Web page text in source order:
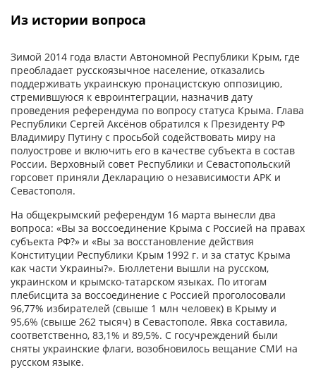
Из истории вопроса
Зимой 2014 года власти Автономной Республики Крым, где
преобладает русскоязычное население, отказались
поддерживать украинскую пронацистскую оппозицию,
стремившуюся к евроинтеграции, назначив дату
проведения референдума по вопросу статуса Крыма. Глава
Республики Сергей Аксёнов обратился к Президенту РФ
Владимиру Путину с просьбой содействовать миру на
полуострове и включить его в качестве субъекта в состав
России. Верховный совет Республики и Севастопольский
горсовет приняли Декларацию о независимости АРК и
Севастополя.
На общекрымский референдум 16 марта вынесли два
вопроса: «Вы за воссоединение Крыма с Россией на правах
субъекта РФ?» и «Вы за восстановление действия
Конституции Республики Крым 1992 г. и за статус Крыма
как части Украины?». Бюллетени вышли на русском,
украинском и крымско-татарском языках. По итогам
плебисцита за воссоединение с Россией проголосовали
96,77% избирателей (свыше 1 млн человек) в Крыму и
95,6% (свыше 262 тысяч) в Севастополе. Явка составила,
соответственно, 83,1% и 89,5%. С госучреждений были
сняты украинские флаги, возобновилось вещание СМИ на
русском языке.